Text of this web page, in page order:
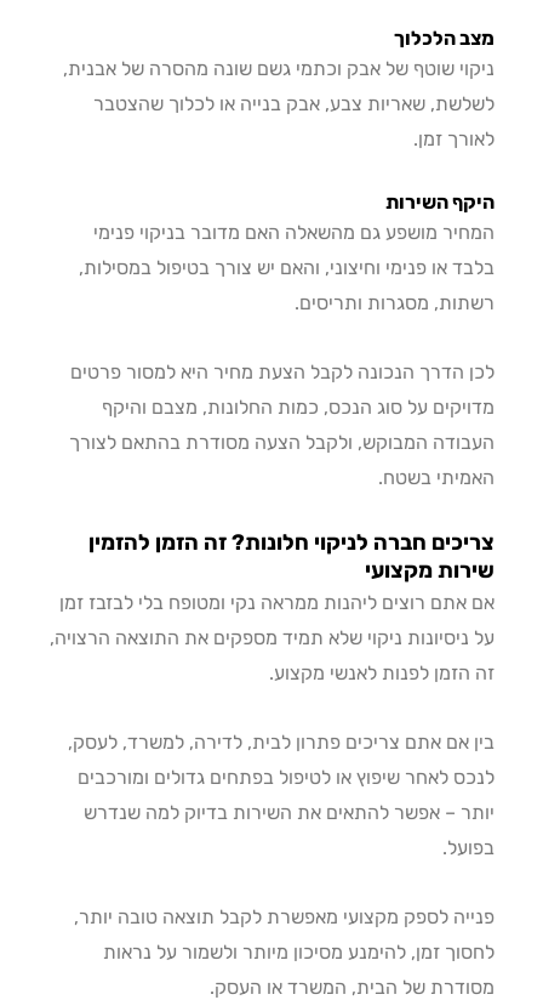
הלכלוך
שוטף של אבק וכתמי גשם שונה מהסרה של אבנית,
שאריות צבע, אבק בנייה או לכלוך שהצטבר
זמן.
השירות
מושפע גם מהשאלה האם מדובר בניקוי פנימי
או פנימי וחיצוני, והאם יש צורך בטיפול במסילות,
מסגרות ותריסים.
הדרך הנכונה לקבל הצעת מחיר היא למסור פרטים
על סוג הנכס, כמות החלונות, מצבם והיקף
המבוקש, ולקבל הצעה מסודרת בהתאם לצורך
בשטח.
חברה לניקוי חלונות? זה הזמן להזמין
מקצועי
רוצים ליהנות ממראה נקי ומטופח בלי לבזבז זמן
ניקוי שלא תמיד מספקים את התוצאה הרצויה,
לפנות לאנשי מקצוע.
אם אתם צריכים פתרון לבית, לדירה, למשרד, לעסק,
לאחר שיפוץ או לטיפול בפתחים גדולים ומורכבים
– אפשר להתאים את השירות בדיוק למה שנדרש
לספק מקצועי מאפשרת לקבל תוצאה טובה יותר,
זמן, להימנע מסיכון מיותר ולשמור על נראות
של הבית, המשרד או העסק.